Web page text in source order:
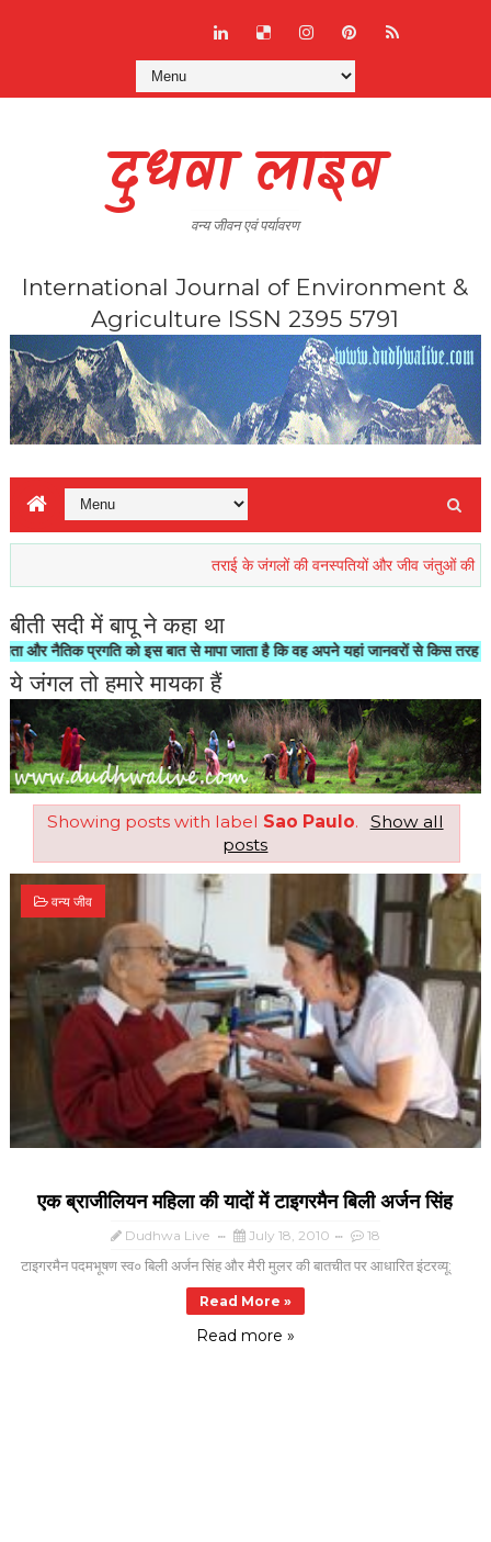
दुधवा लाइव
वन्य जीवन एवं पर्यावरण
International Journal of Environment &
Agriculture ISSN 2395 5791
तराई के जंगलों की वनस्पतियों और जीव जंतुओं की रिहाइश
बीती सदी में बापू ने कहा था
प्रगति को इस बात से मापा जाता है कि वह अपने यहां जानवरों से किस तरह का सलूक
ये जंगल तो हमारे मायका हैं
Showing posts with label Sao Paulo.
Show all
posts
वन्य जीव
एक ब्राजीलियन महिला की यादों में टाइगरमैन बिली अर्जन सिंह
Dudhwa Live July 18, 2010 18
टाइगरमैन पदमभूषण स्व० बिली अर्जन सिंह और मैरी मुलर की बातचीत पर आधारित इंटरव्यू:
Read More »
Read more »